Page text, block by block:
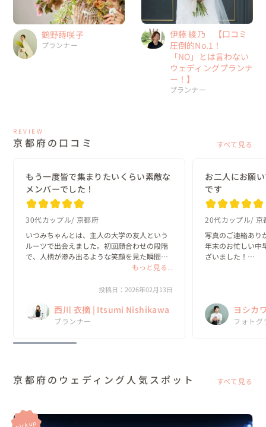
鶴野蒔咲子
プランナー
伊藤 綾乃 【口コミ
圧倒的No.1！
「NO」とは言わない
ウェディングプランナ
ー！】
プランナー
REVIEW
京都府の口コミ すべて見る
もう一度皆で集まりたいくらい素敵な
メンバーでした！
30代カップル 京都府
いつみちゃんとは、主人の大学の友人という
ルーツで出会えました。初回顔合わせの段階
で、人柄が滲み出るような笑顔を見た瞬間
「あ、この人にお願いしよう。」と即決でき
感覚で、自分の...
もっと見る...
投稿日：2026年02月13日
西川 衣摘 | Itsumi Nishikawa
プランナー
お二人にお願
です
20代カップル 京
写真のご連絡あり
年末のお忙しい中
ざいました！
ヨシカ
フォトグ
京都府のウェディング人気スポット すべて見る